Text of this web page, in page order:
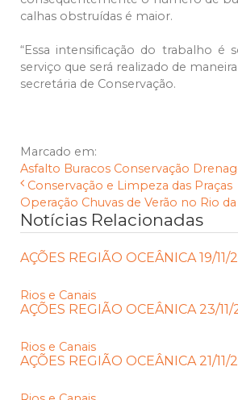
calhas obstruídas é maior.
“Essa intensificação do trabalho é
serviço que será realizado de
secretária de Conservação.
Marcado em:
Asfalto Buracos Conservação
Conservação e Limpeza das Praças
Operação Chuvas de Verão no Rio da
Notícias Relacionadas
AÇÕES REGIÃO OCEÂNICA 19/11/
Rios e Canais
AÇÕES REGIÃO OCEÂNICA 23/11/
Rios e Canais
AÇÕES REGIÃO OCEÂNICA 21/11/